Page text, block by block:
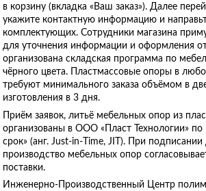
в корзину (вкладка «Ваш заказ»). Далее
укажите контактную информацию и
комплектующих. Сотрудники магазина
для уточнения информации и оформления
организована складская программа по
чёрного цвета. Пластмассовые опоры в
требуют минимального заказа объёмом в
изготовления в 3 дня.
Приём заявок, литьё мебельных опор из
организованы в ООО «Пласт Технологии» по
срок» (анг. Just-in-Тime, JIT). При подписании
производство мебельных опор
поставки.
Инженерно-Производственный Центр